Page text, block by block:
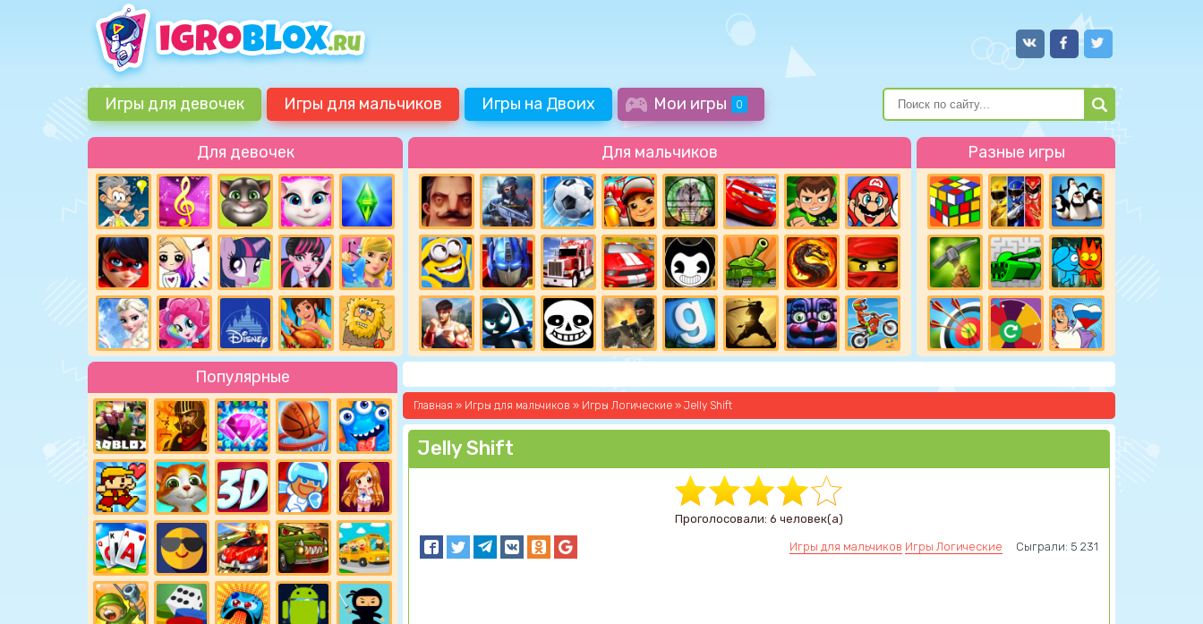
Игры для девочек Игры для мальчиков Игры на Двоих Мои игры 0
Для девочек Для мальчиков Разные игры
Популярные
Главная » Игры для мальчиков » Игры Логические » Jelly Shift
Jelly Shift
Проголосовали: 6 человек(а)
Игры для мальчиков Игры Логические Сыграли: 5 231